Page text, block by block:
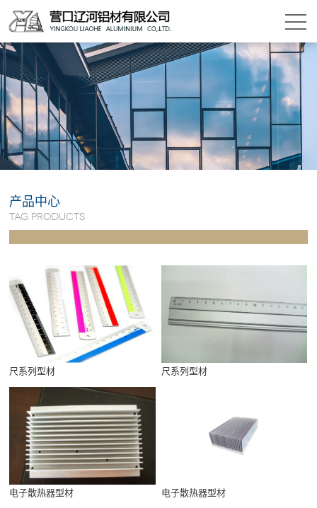
产品中心
TAG PRODUCTS
尺系列型材 尺系列型材
电子散热器型材 电子散热器型材